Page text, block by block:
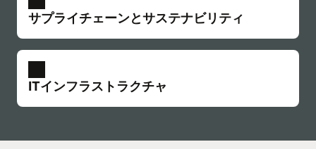
製品ツアー：高度な制御性、柔軟性、実績ある
セット管理
eBook: コストとスケジュールを統合しプロジェ
でリスクを管理します。
統合プロジェクト・スケジューリングの詳細
チーム・コラボレーションとデータ共有
すべてのチームメンバーに適切な情報を提供す
ることで、プロジェクトの最初から最後までを
します。プロジェクトの決定事項に関する完全
サブティアのコンプライアンス可視化の詳細を
見る
支払リスク管理
コンプライアンス文書を一元管理し、追跡を容
易にします。ユーザーの行動、電子署名、およ
リスクを継続的に低減します。
安全上のリスクの予測と対処の詳細
作業を開始する前に、プロジェクトのスケジュ
財務管理の詳細
影響力と購買力を強化します。サプライチェー
ンにおけるギャップやリスクを予測し、積極的
バルにまたがる多様な人材ニーズを抱えていま
す。人事業務を事業全体で一元管理し、信頼で
きる情報源を確保することで、従業員に関する
て迅速に戦略を立案・再構築できるようにしま
す。
サプライチェーンとサステナビリティ
果関係に基づく意思決定を自動化します。
ITインフラストラクチャ
Oracle Cloud Infrastructure（OCI）は、パフォー